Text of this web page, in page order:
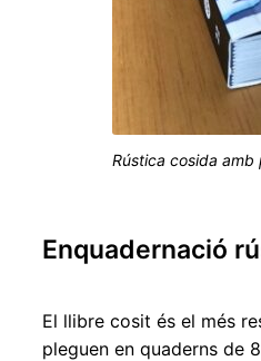
Rústica cosida amb
Enquadernació
El llibre cosit és el més
pleguen en quaderns de